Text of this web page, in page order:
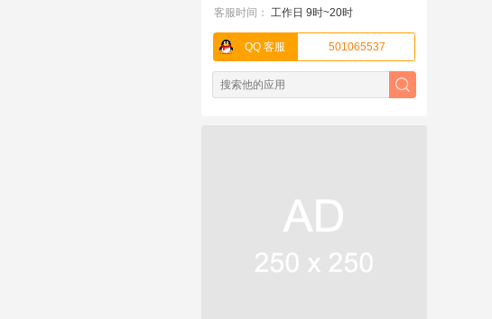
客服时间： 工作日 9时~20时
QQ 客服 501065537